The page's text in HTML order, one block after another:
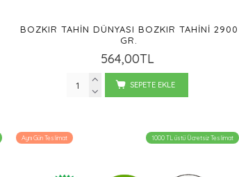
BOZKIR TAHIN DÜNYASI BOZKIR TAHINI 2900
GR.
564,00TL
SEPETE EKLE
Aynı Gün Teslimat 1000 TL üstü Ücretsiz Teslimat